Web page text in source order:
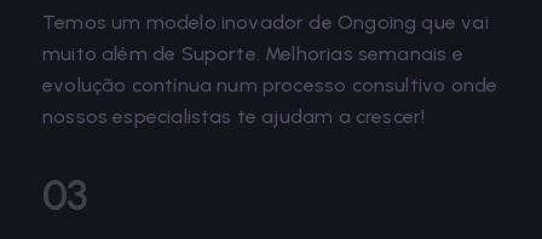
Temos um modelo inovador de Ongoing que vai
muito além de Suporte. Melhorias semanais e
evolução contínua num processo consultivo onde
nossos especialistas te ajudam a crescer!
03